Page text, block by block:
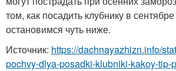
том, как посадить клубнику в
остановимся чуть ниже.
Источник: https://dachnayazhizn.info/
pochvy-dlya-posadki-klubniki-kakoy-tip-